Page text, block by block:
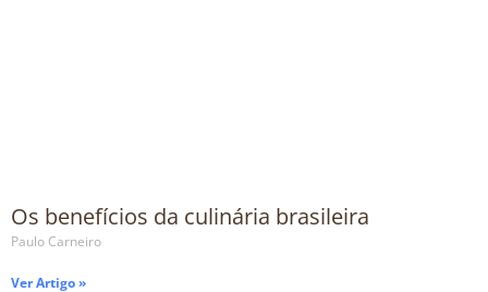
Os benefícios da culinária brasileira
Paulo Carneiro
Ver Artigo »